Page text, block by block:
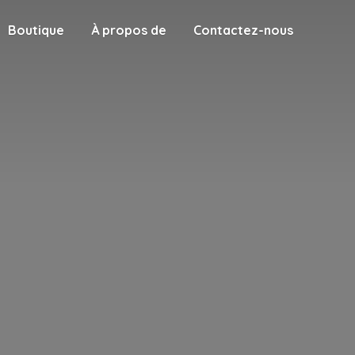
Boutique À propos de Contactez-nous